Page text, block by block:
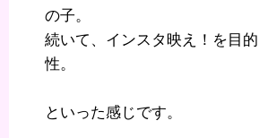
の子。
続いて、インスタ映え！を目
性。
といった感じです。